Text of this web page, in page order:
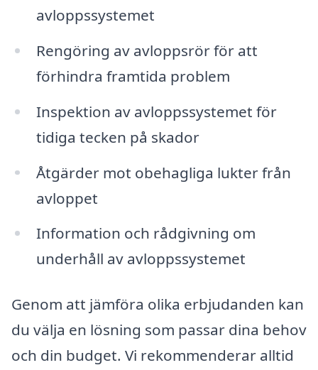
avloppssystemet
Rengöring av avloppsrör för att
förhindra framtida problem
Inspektion av avloppssystemet för
tidiga tecken på skador
Åtgärder mot obehagliga lukter från
avloppet
Information och rådgivning om
underhåll av avloppssystemet
Genom att jämföra olika erbjudanden kan
du välja en lösning som passar dina behov
och din budget. Vi rekommenderar alltid